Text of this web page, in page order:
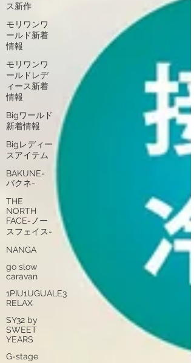
ス新作
モリワンワ
ールド新着
情報
モリワンワ
ールドレデ
ィース新着
情報
Bigワールド
新着情報
Bigレディー
スアイテム
BAKUNE-
バクネ-
THE
NORTH
FACE-ノー
スフェイス-
NANGA
go slow
caravan
1PIU1UGUALE3
RELAX
SY32 by
SWEET
YEARS
G-stage